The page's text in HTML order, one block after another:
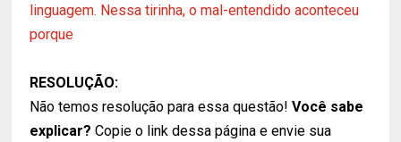
linguagem. Nessa tirinha, o mal-entendido aconteceu
porque
RESOLUÇÃO:
Não temos resolução para essa questão!Você sabe
explicar? Copie o link dessa página e envie sua